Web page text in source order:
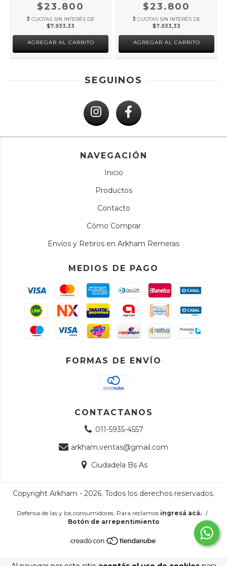
$23.800
3 CUOTAS SIN INTERÉS DE
$7.933,33
AGREGAR AL CARRITO
$23.800
3 CUOTAS SIN INTERÉS DE
$7.933,33
AGREGAR AL CARRITO
SEGUINOS
NAVEGACIÓN
Inicio
Productos
Contacto
Cómo Comprar
Envíos y Retiros en Arkham Remeras
MEDIOS DE PAGO
FORMAS DE ENVÍO
CONTACTANOS
011-5935-4557
arkham.ventas@gmail.com
Ciudadela Bs As
Copyright Arkham - 2026. Todos los derechos reservados.
Defensa de las y los consumidores. Para reclamos ingresá acá. /
Botón de arrepentimiento